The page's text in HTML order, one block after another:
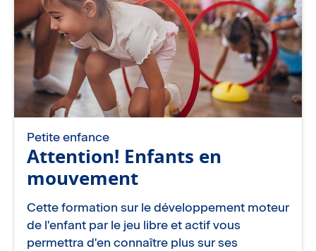
Petite enfance
Attention! Enfants en
mouvement
Cette formation sur le développement moteur
de l'enfant par le jeu libre et actif vous
permettra d'en connaître plus sur ses